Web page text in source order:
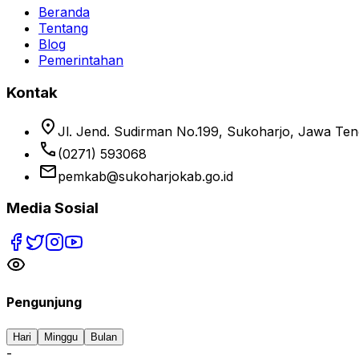
Beranda
Tentang
Blog
Pemerintahan
Kontak
location_on Jl. Jend. Sudirman No.199, Sukoharjo, Jawa
phone (0271) 593068
emailpemkab@sukoharjokab.go.id
Media Sosial
Pengunjung
Hari Minggu Bulan
-